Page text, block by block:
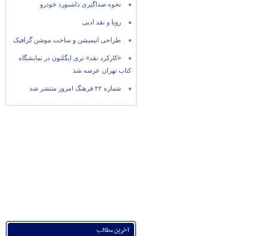
نحوه صداگیری داشبورد خودرو
رویا و نقد ادبی
طراحی انیمیشن و ساخت موشن گرافیک
«کارکرد نقد» تری ایگلتون در نمایشگاه
کتاب تهران عرضه شد
شماره ۲۲ فرهنگ امروز منتشر شد
آخرین مطالب